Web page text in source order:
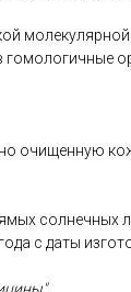
очищенную
солнечных
с даты